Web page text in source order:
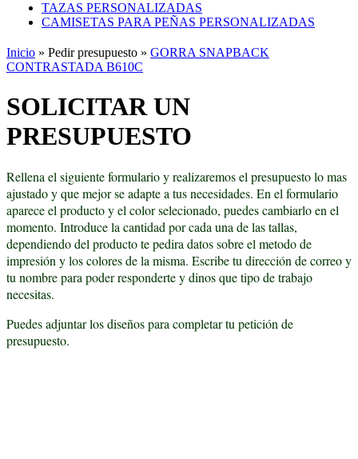
TAZAS PERSONALIZADAS
CAMISETAS PARA PEÑAS PERSONALIZADAS
Inicio » Pedir presupuesto » GORRA SNAPBACK
CONTRASTADA B610C
SOLICITAR UN
PRESUPUESTO
Rellena el siguiente formulario y realizaremos el presupuesto lo mas
ajustado y que mejor se adapte a tus necesidades. En el formulario
aparece el producto y el color selecionado, puedes cambiarlo en el
momento. Introduce la cantidad por cada una de las tallas,
dependiendo del producto te pedira datos sobre el metodo de
impresión y los colores de la misma. Escribe tu dirección de correo y
tu nombre para poder responderte y dinos que tipo de trabajo
necesitas.
Puedes adjuntar los diseños para completar tu petición de
presupuesto.